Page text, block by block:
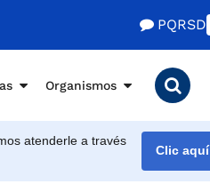
PQRSD
Organismos
atenderle a través
Clic aquí